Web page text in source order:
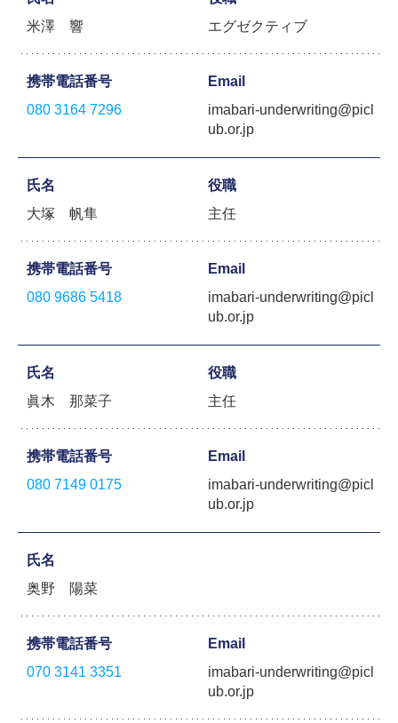
米澤 響
エグゼクティブ
携帯電話番号
080 3164 7296
Email
imabari-underwriting@picl
ub.or.jp
氏名
大塚 帆隼
役職
主任
携帯電話番号
080 9686 5418
Email
imabari-underwriting@picl
ub.or.jp
氏名
眞木 那菜子
役職
主任
携帯電話番号
080 7149 0175
Email
imabari-underwriting@picl
ub.or.jp
氏名
奥野 陽菜
携帯電話番号
070 3141 3351
Email
imabari-underwriting@picl
ub.or.jp